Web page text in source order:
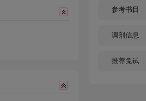
参考书目
调剂信息
推荐免试